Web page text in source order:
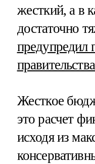
жесткий, а в
достаточно
предупредил
Жесткое
это расчет
исходя из